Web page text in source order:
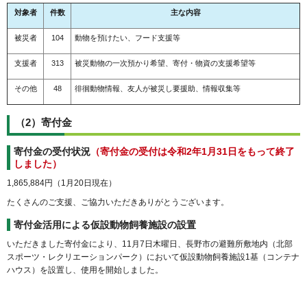
対象者 件数 主な内容
被災者 104 動物を預けたい、フード支援等
支援者 313 被災動物の一次預かり希望、寄付・物資の支援希望等
その他 48 徘徊動物情報、友人が被災し要援助、情報収集等
（2）寄付金
寄付金の受付状況 （寄付金の受付は令和2年1月31日をもって終了
しました）
1,865,884円（1月20日現在）
たくさんのご支援、ご協力いただきありがとうございます。
寄付金活用による仮設動物飼養施設の設置
いただきました寄付金により、11月7日木曜日、長野市の避難所敷地内（北部
スポーツ・レクリエーションパーク）において仮設動物飼養施設1基（コンテナ
ハウス）を設置し、使用を開始しました。